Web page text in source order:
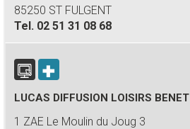
85250 ST FULGENT
Tel. 02 51 31 08 68
LUCAS DIFFUSION LOISIRS BENET
1 ZAE Le Moulin du Joug 3